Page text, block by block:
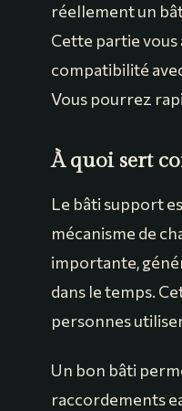
réellement un
Cette partie vous
compatibilité
Vous pourrez
À quoi sert
Le bâti support
mécanisme de
importante,
dans le temps.
personnes
Un bon bâti
raccordements